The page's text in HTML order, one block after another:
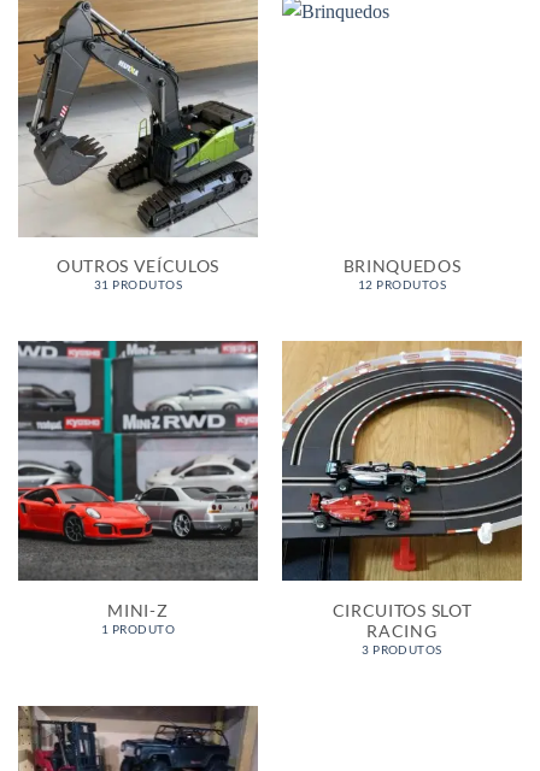
OUTROS VEÍCULOS
31 PRODUTOS
BRINQUEDOS
12 PRODUTOS
MINI-Z
1 PRODUTO
CIRCUITOS SLOT
RACING
3 PRODUTOS